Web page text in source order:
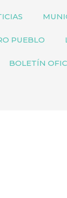
PUEBLO
BOLETÍN